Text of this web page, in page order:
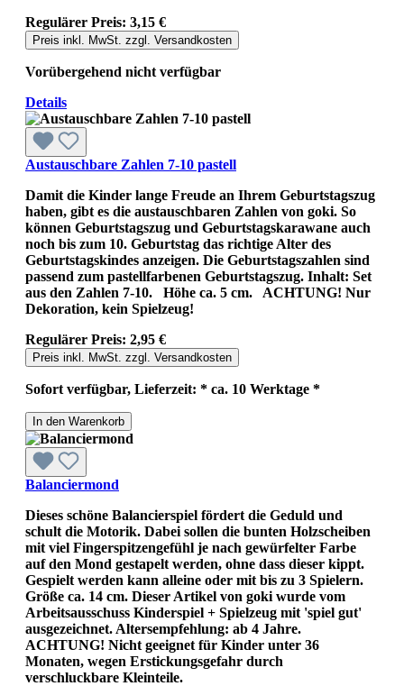
Regulärer Preis: 3,15 €
Preis inkl. MwSt. zzgl. Versandkosten
Vorübergehend nicht verfügbar
Details
Austauschbare Zahlen 7-10 pastell
Damit die Kinder lange Freude an Ihrem Geburtstagszug
haben, gibt es die austauschbaren Zahlen von goki. So
können Geburtstagszug und Geburtstagskarawane auch
noch bis zum 10. Geburtstag das richtige Alter des
Geburtstagskindes anzeigen. Die Geburtstagszahlen sind
passend zum pastellfarbenen Geburtstagszug. Inhalt: Set
aus den Zahlen 7-10. Höhe ca. 5 cm. ACHTUNG! Nur
Dekoration, kein Spielzeug!
Regulärer Preis: 2,95 €
Preis inkl. MwSt. zzgl. Versandkosten
Sofort verfügbar, Lieferzeit: * ca. 10 Werktage *
In den Warenkorb
Balanciermond
Dieses schöne Balancierspiel fördert die Geduld und
schult die Motorik. Dabei sollen die bunten Holzscheiben
mit viel Fingerspitzengefühl je nach gewürfelter Farbe
auf den Mond gestapelt werden, ohne dass dieser kippt.
Gespielt werden kann alleine oder mit bis zu 3 Spielern.
Größe ca. 14 cm. Dieser Artikel von goki wurde vom
Arbeitsausschuss Kinderspiel + Spielzeug mit 'spiel gut'
ausgezeichnet. Altersempfehlung: ab 4 Jahre.
ACHTUNG! Nicht geeignet für Kinder unter 36
Monaten, wegen Erstickungsgefahr durch
verschluckbare Kleinteile.